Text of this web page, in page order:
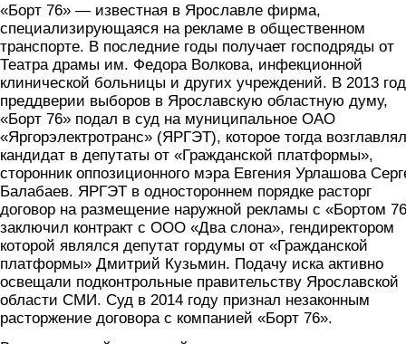
«Борт 76» — известная в Ярославле фирма,
специализирующаяся на рекламе в общественном
транспорте. В последние годы получает господряды от
Театра драмы им. Федора Волкова, инфекционной
клинической больницы и других учреждений. В 2013
преддверии выборов в Ярославскую областную думу,
«Борт 76» подал в суд на муниципальное ОАО
«Яргорэлектротранс» (ЯРГЭТ), которое тогда возглавлял
кандидат в депутаты от «Гражданской платформы»,
сторонник оппозиционного мэра Евгения Урлашова
Балабаев. ЯРГЭТ в одностороннем порядке расторг
договор на размещение наружной рекламы с «Бортом
заключил контракт с ООО «Два слона», гендиректором
которой являлся депутат гордумы от «Гражданской
платформы» Дмитрий Кузьмин. Подачу иска активно
освещали подконтрольные правительству Ярославской
области СМИ. Суд в 2014 году признал незаконным
расторжение договора с компанией «Борт 76».